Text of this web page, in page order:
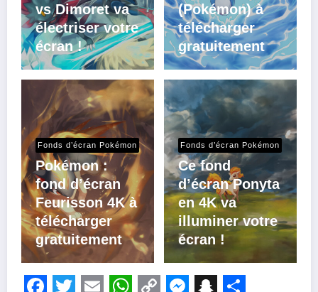
vs Dimoret va
électriser votre
écran !
(Pokémon) à
télécharger
gratuitement
Fonds d’écran Pokémon
Pokémon :
fond d’écran
Feurisson 4K à
télécharger
gratuitement
Fonds d’écran Pokémon
Ce fond
d’écran Ponyta
en 4K va
illuminer votre
écran !